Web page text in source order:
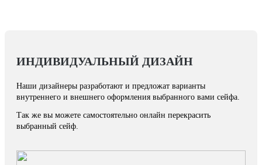
ИНДИВИДУАЛЬНЫЙ ДИЗАЙН
Наши дизайнеры разработают и предложат варианты
внутреннего и внешнего оформления выбранного вами сейфа.
Так же вы можете самостоятельно онлайн перекрасить
выбранный сейф.